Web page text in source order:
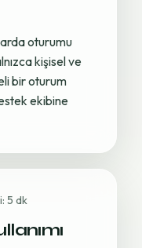
oturumu
kişisel ve
bir oturum
ekibine
5 dk